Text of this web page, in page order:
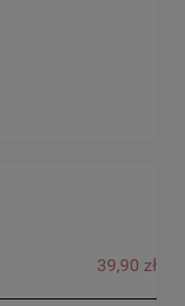
39,90 zł